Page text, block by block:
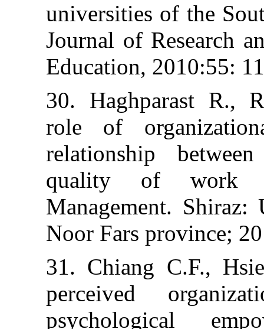
universities of
Journal of
Education,
30.
role of
relationship
quality of
Management.
Noor Fars
31. Chiang
perceived